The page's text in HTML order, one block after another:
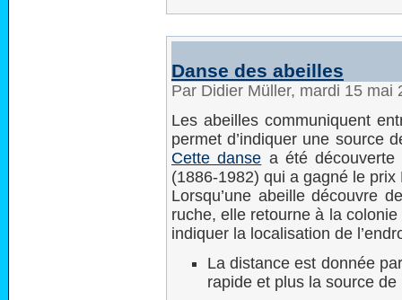
Danse des abeilles
Par Didier Müller, mardi 15 mai
Les abeilles communiquent
permet d’indiquer une source
Cette danse a été
(1886-1982) qui a gagné le
Lorsqu’une abeille découvre
ruche, elle retourne à la
indiquer la localisation de
La distance est donnée
rapide et plus la source